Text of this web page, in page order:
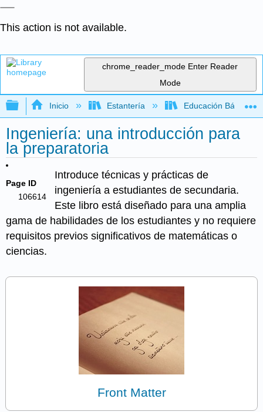
This action is not available.
chrome_reader_mode Enter Reader
Mode
Expandir/contraer jerarquía global
Inicio Estantería Educación Básica
Ingeniería: una introducción para
la preparatoria
Page ID
106614
Introduce técnicas y prácticas de
ingeniería a estudiantes de secundaria.
Este libro está diseñado para una amplia
gama de habilidades de los estudiantes y no requiere
requisitos previos significativos de matemáticas o
ciencias.
Front Matter